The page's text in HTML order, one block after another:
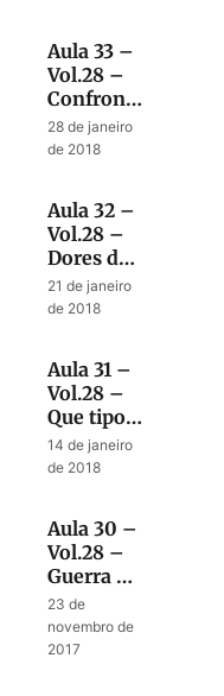
do fim
Aula 33 –
Vol.28 –
Confronto
Final
entre
28 de janeiro
de 2018
Aula 32 –
Vol.28 –
Dores de
Parto
para quê?
21 de janeiro
de 2018
Aula 31 –
Vol.28 –
Que tipos
de
batalha
14 de janeiro
de 2018
Aula 30 –
Vol.28 –
Guerra de
palavras
– Assíria
contra
23 de
novembro de
2017